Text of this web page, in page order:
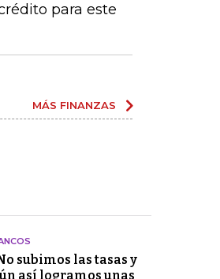
para este
MÁS FINANZAS
subimos las tasas y
así logramos unas